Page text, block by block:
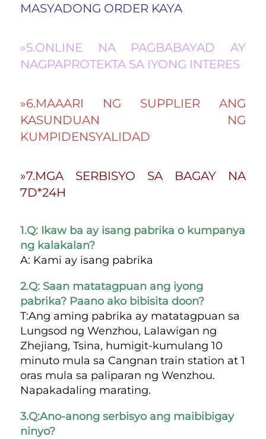
MASYADONG ORDER KAYA
»5.ONLINE NA PAGBABAYAD AY
NAGPAPROTEKTA SA IYONG INTERES
»6.MAAARI NG SUPPLIER ANG
KASUNDUAN NG
KUMPIDENSYALIDAD
»7.MGA SERBISYO SA BAGAY NA
7D*24H
1.Q: Ikaw ba ay isang pabrika o kumpanya
ng kalakalan?
A: Kami ay isang pabrika
2.Q: Saan matatagpuan ang iyong
pabrika? Paano ako bibisita doon?
T:Ang aming pabrika ay matatagpuan sa
Lungsod ng Wenzhou, Lalawigan ng
Zhejiang, Tsina, humigit-kumulang 10
minuto mula sa Cangnan train station at 1
oras mula sa paliparan ng Wenzhou.
Napakadaling marating.
3.Q:Ano-anong serbisyo ang maibibigay
ninyo?